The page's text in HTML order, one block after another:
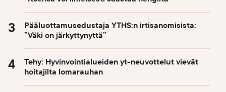
Pääluottamusedustaja YTHS:n irtisanomisista:
”Väki on järkyttynyttä”
Tehy: Hyvinvointialueiden yt-neuvottelut vievät
hoitajilta lomarauhan